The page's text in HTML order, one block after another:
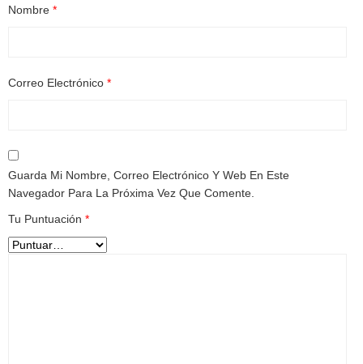
Nombre *
Correo Electrónico *
Guarda Mi Nombre, Correo Electrónico Y Web En Este
Navegador Para La Próxima Vez Que Comente.
Tu Puntuación *